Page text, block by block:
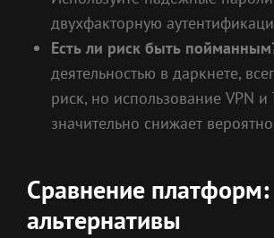
двухфакторную
Есть ли риск быть
деятельностью в даркнете,
риск, но использование VPN и
значительно снижает
Сравнение
альтернативы